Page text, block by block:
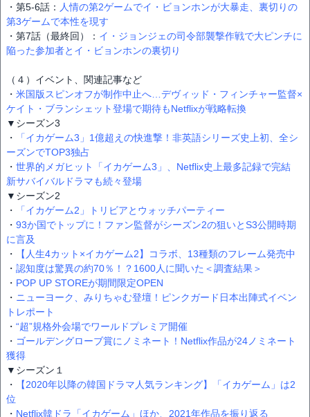
・第5-6話： 人情の第2ゲームでイ・ビョンホンが大暴走、裏切りの
第3ゲームで本性を現す
・第7話（最終回）： イ・ジョンジェの司令部襲撃作戦で大ピンチに
陥った参加者とイ・ビョンホンの裏切り
（４）イベント、関連記事など
・ 米国版スピンオフが制作中止へ…デヴィッド・フィンチャー監督×
ケイト・ブランシェット登場で期待もNetflixが戦略転換
▼シーズン3
・
「イカゲーム3」1億超えの快進撃！非英語シリーズ史上初、全シ
ーズンでTOP3独占
・ 世界的メガヒット「イカゲーム3」、Netflix史上最多記録で完結
新サバイバルドラマも続々登場
▼シーズン2
・
「イカゲーム2」トリビアとウォッチパーティー
・ 93か国でトップに！ファン監督がシーズン2の狙いとS3公開時期
に言及
・
【人生4カット×イカゲーム2】コラボ、13種類のフレーム発売中
・ 認知度は驚異の約70％！？1600人に聞いた＜調査結果＞
・ POP UP STOREが期間限定OPEN
・ ニューヨーク、みりちゃむ登壇！ピンクガード日本出陣式イベン
トレポート
・ “超”規格外会場でワールドプレミア開催
・ ゴールデングローブ賞にノミネート！Netflix作品が24ノミネート
獲得
▼シーズン１
・
【2020年以降の韓国ドラマ人気ランキング】「イカゲーム」は2
位
・ Netflix韓ドラ「イカゲーム」ほか、2021年作品を振り返る